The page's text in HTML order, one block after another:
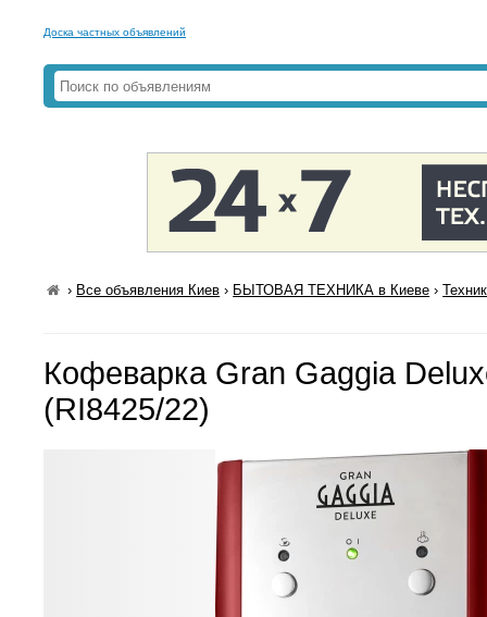
Доска частных объявлений
› Все объявления Киев › БЫТОВАЯ ТЕХНИКА в Киеве ›
Кофеварка Gran Gaggia
(RI8425/22)